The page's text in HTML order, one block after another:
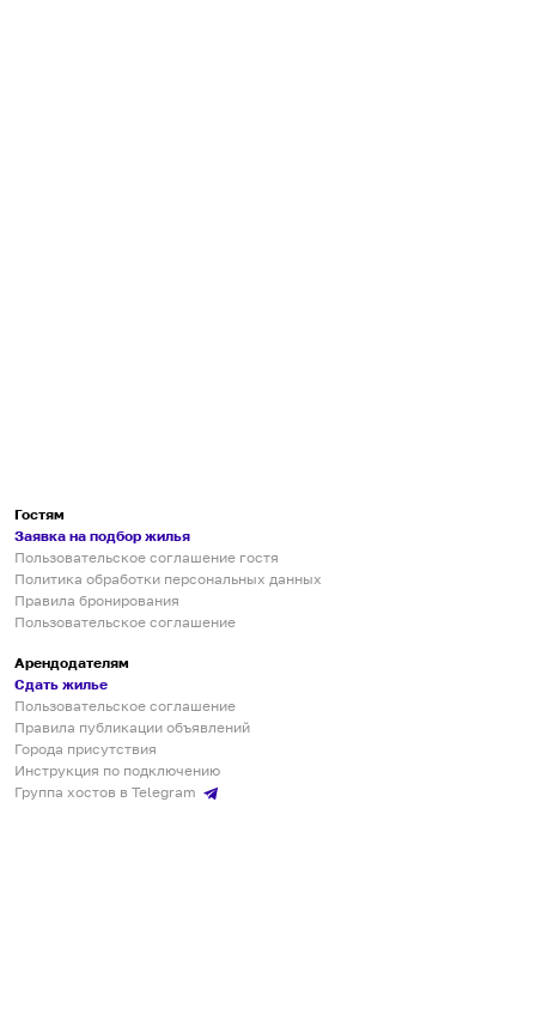
Гостям
Заявка на подбор жилья
Пользовательское соглашение гостя
Политика обработки персональных данных
Правила бронирования
Пользовательское соглашение
Арендодателям
Сдать жилье
Пользовательское соглашение
Правила публикации объявлений
Города присутствия
Инструкция по подключению
Группа хостов в Telegram